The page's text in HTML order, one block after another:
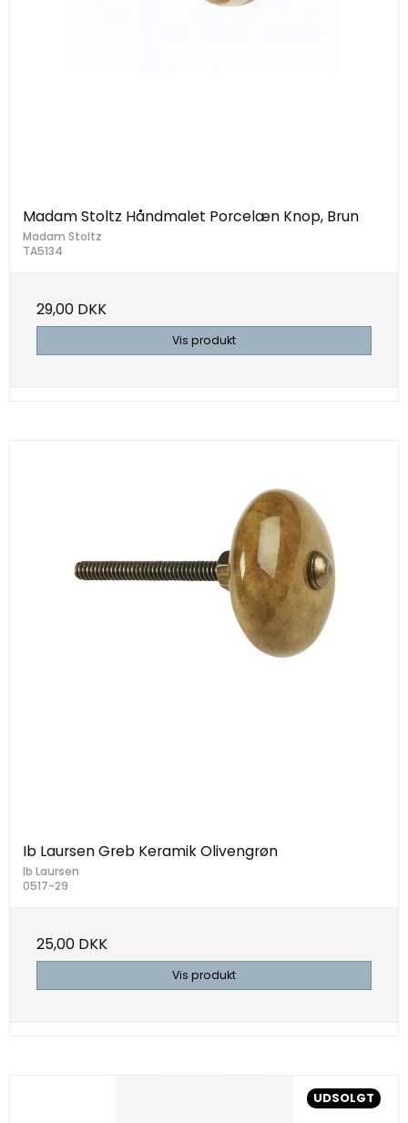
Madam Stoltz Håndmalet Porcelæn Knop, Brun
Madam Stoltz
TA5134
29,00 DKK
Vis produkt
Ib Laursen Greb Keramik Olivengrøn
Ib Laursen
0517-29
25,00 DKK
Vis produkt
UDSOLGT